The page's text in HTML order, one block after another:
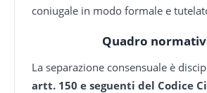
coniugale in modo formale e
Quadro
La separazione consensuale è
artt. 150 e seguenti del Codice